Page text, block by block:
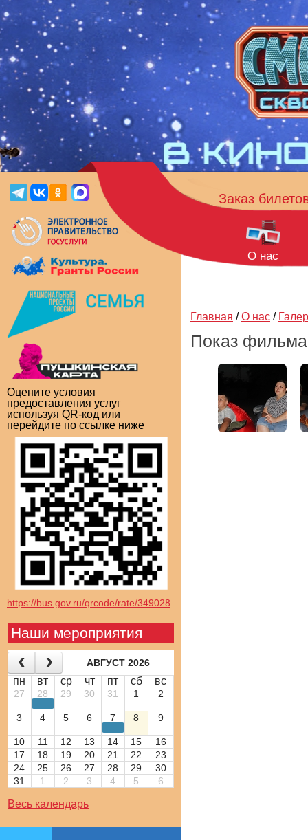
Оцените условия
предоставления услуг
используя QR-код или
перейдите по ссылке ниже
https://bus.gov.ru/qrcode/rate/349028
Наши мероприятия
АВГУСТ 2026
пн вт ср чт пт сб вс
27 28 29 30 31 1 2
3 4 5 6 7 8 9
10 11 12 13 14 15
16
17
18 19 20 21 22
23
24
25 26 27 28 29
30
31
1 2 3 4 5 6
Весь календарь
Заказ
О нас
Главная / О нас /
Показ